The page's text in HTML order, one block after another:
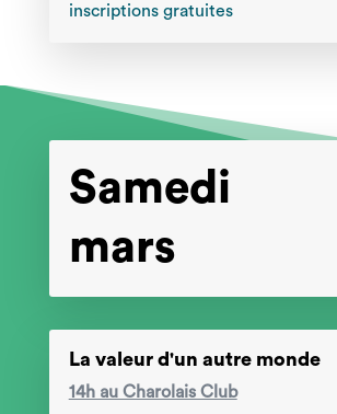
inscriptions gratuites
Samedi
mars
La valeur d'un autre monde
14h au Charolais Club